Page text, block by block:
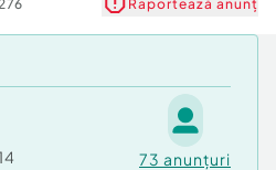
276 Raportează anunț
73 anunțuri